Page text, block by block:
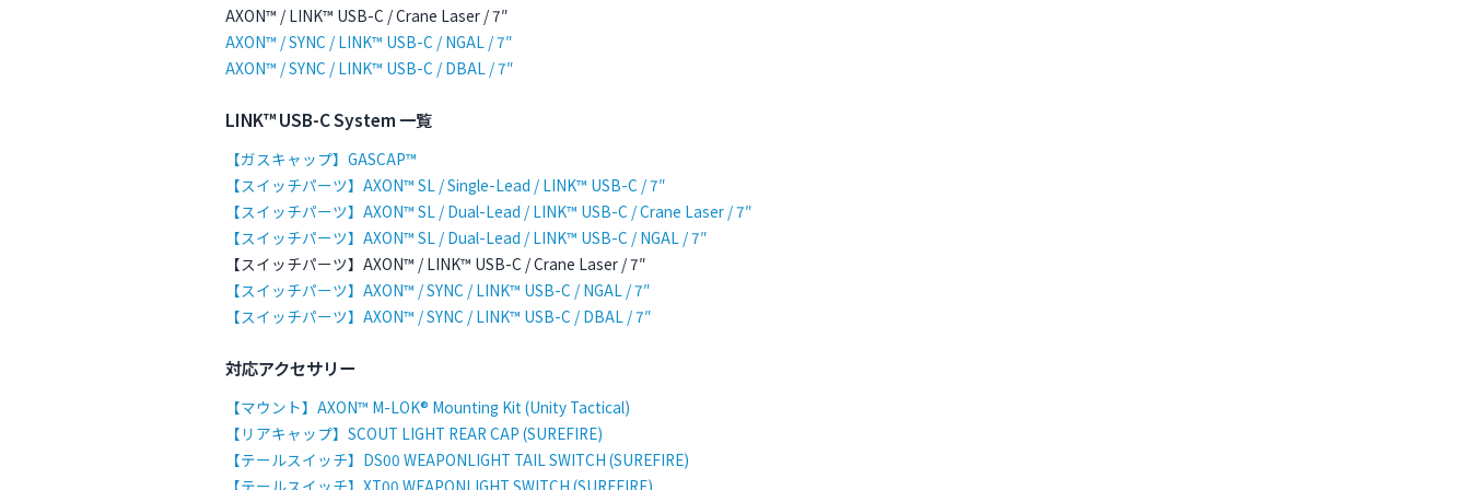
AXON™ / LINK™ USB-C / Crane Laser / 7″
AXON™ / SYNC / LINK™ USB-C / NGAL / 7″
AXON™ / SYNC / LINK™ USB-C / DBAL / 7″
LINK™ USB-C System 一覧
【ガスキャップ】GASCAP™
【スイッチパーツ】AXON™ SL / Single-Lead / LINK™ USB-C / 7″
【スイッチパーツ】AXON™ SL / Dual-Lead / LINK™ USB-C / Crane Laser / 7″
【スイッチパーツ】AXON™ SL / Dual-Lead / LINK™ USB-C / NGAL / 7″
【スイッチパーツ】AXON™ / LINK™ USB-C / Crane Laser / 7″
【スイッチパーツ】AXON™ / SYNC / LINK™ USB-C / NGAL / 7″
【スイッチパーツ】AXON™ / SYNC / LINK™ USB-C / DBAL / 7″
対応アクセサリー
【マウント】AXON™ M-LOK® Mounting Kit (Unity Tactical)
【リアキャップ】SCOUT LIGHT REAR CAP (SUREFIRE)
【テールスイッチ】DS00 WEAPONLIGHT TAIL SWITCH (SUREFIRE)